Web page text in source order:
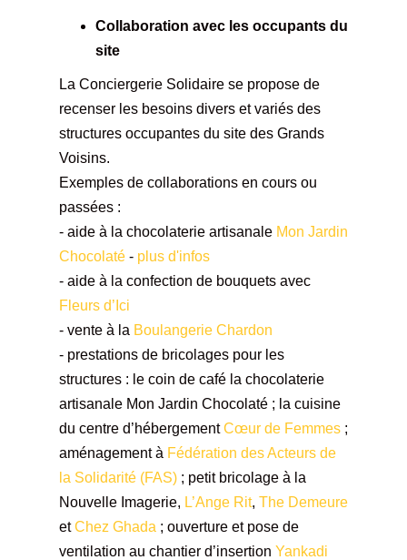
Collaboration avec les occupants du
site
La Conciergerie Solidaire se propose de
recenser les besoins divers et variés des
structures occupantes du site des Grands
Voisins.
Exemples de collaborations en cours ou
passées :
- aide à la chocolaterie artisanale Mon Jardin
Chocolaté - plus d'infos
- aide à la confection de bouquets avec
Fleurs d’Ici
- vente à la Boulangerie Chardon
- prestations de bricolages pour les
structures : le coin de café la chocolaterie
artisanale Mon Jardin Chocolaté ; la cuisine
du centre d’hébergementCœur de Femmes ;
aménagement à Fédération des Acteurs de
la Solidarité (FAS) ; petit bricolage à la
Nouvelle Imagerie, L’Ange Rit, The Demeure
etChez Ghada ; ouverture et pose de
ventilation au chantier d’insertion Yankadi